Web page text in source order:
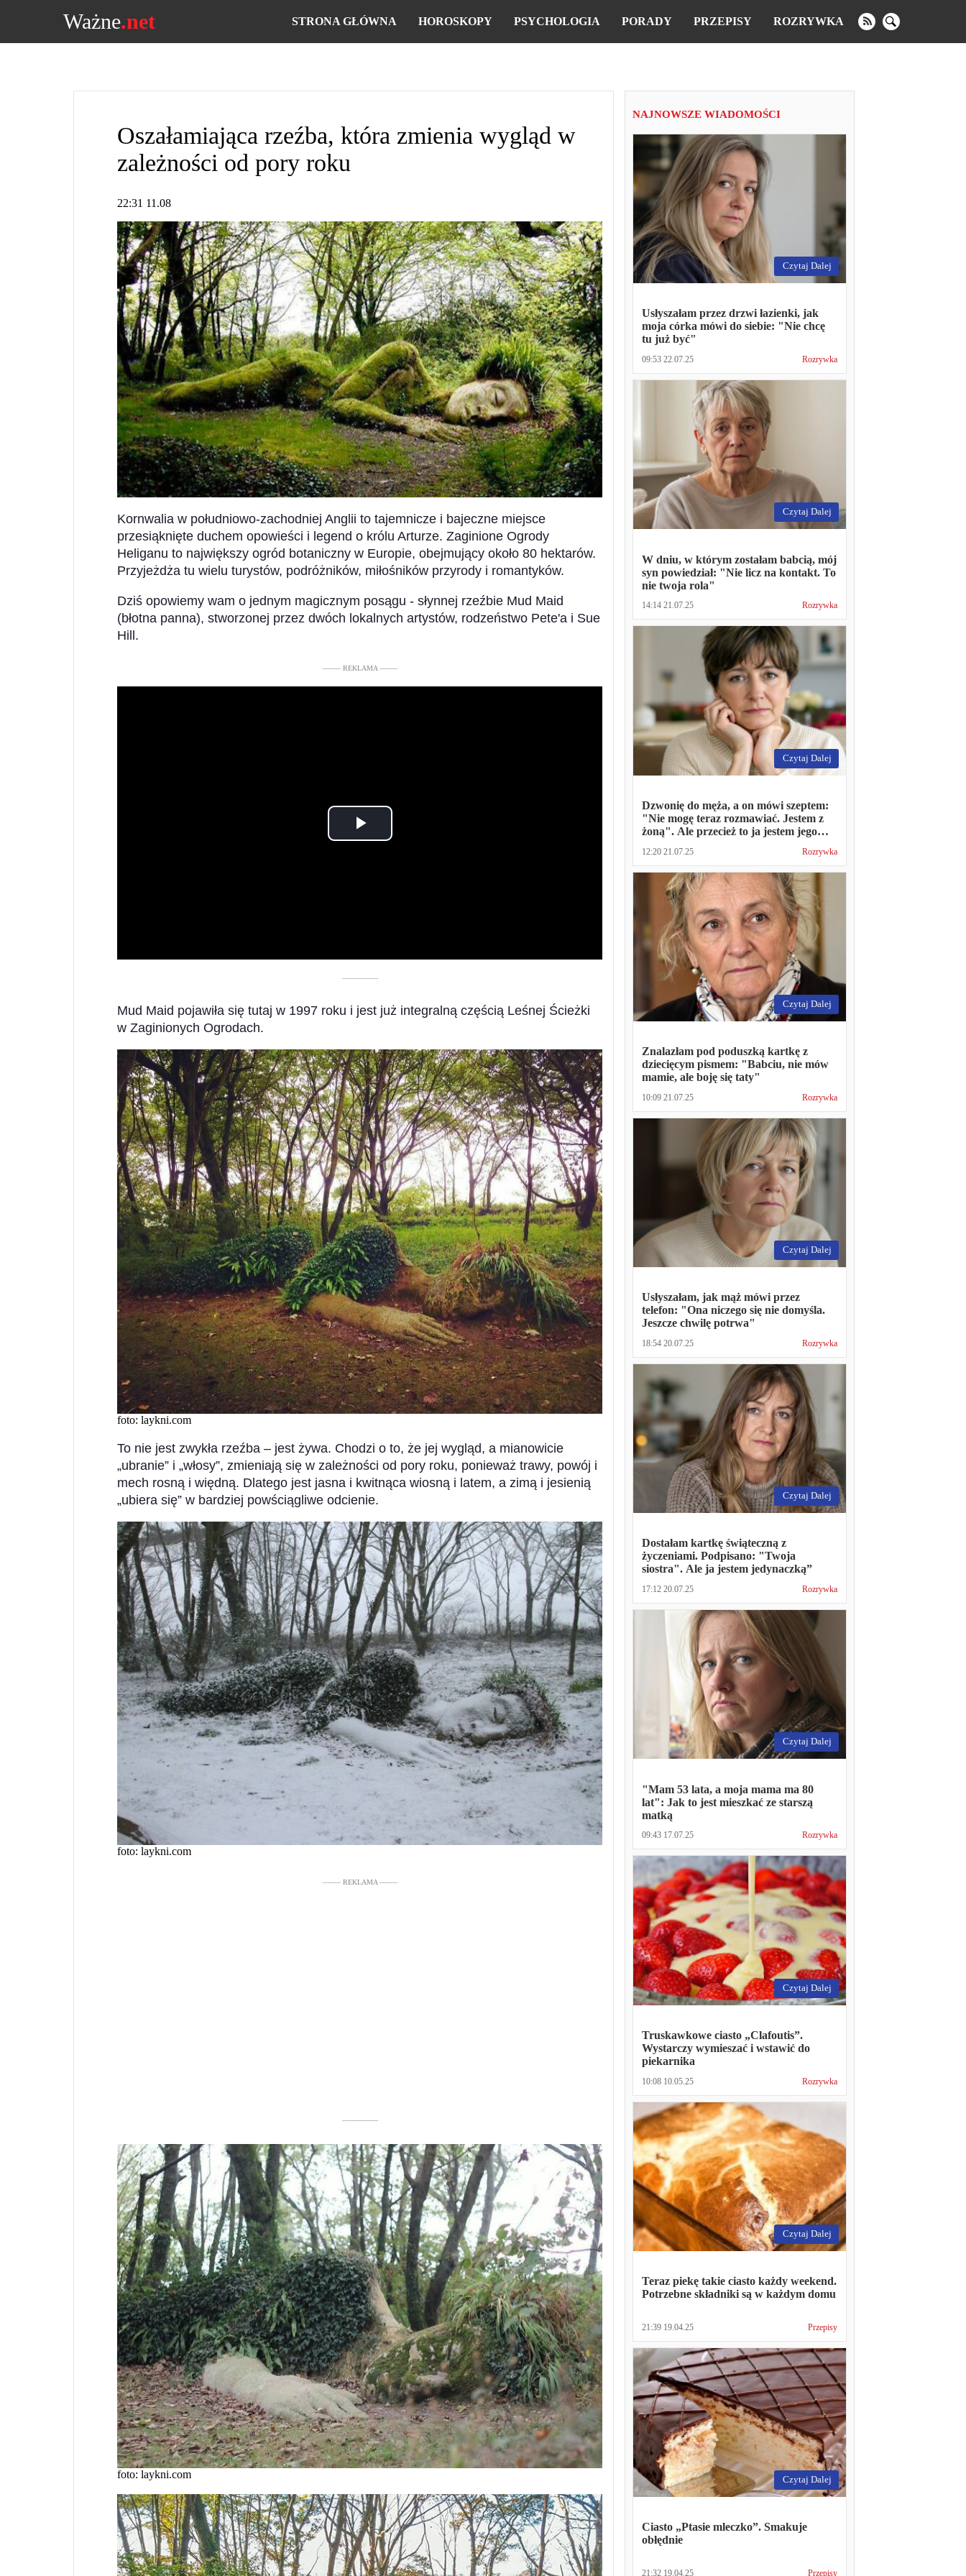
Ważne.net STRONA GŁÓWNA HOROSKOPY PSYCHOLOGIA PORADY PRZEPISY ROZRYWKA
Oszałamiająca rzeźba, która zmienia wygląd w
zależności od pory roku
22:31 11.08
Kornwalia w południowo-zachodniej Anglii to tajemnicze i bajeczne miejsce
przesiąknięte duchem opowieści i legend o królu Arturze. Zaginione Ogrody
Heliganu to największy ogród botaniczny w Europie, obejmujący około 80 hektarów.
Przyjeżdża tu wielu turystów, podróżników, miłośników przyrody i romantyków.
Dziś opowiemy wam o jednym magicznym posągu - słynnej rzeźbie Mud Maid
(błotna panna), stworzonej przez dwóch lokalnych artystów, rodzeństwo Pete'a i Sue
Hill.
––––– REKLAMA –––––
Play
––––––––––
Mud Maid pojawiła się tutaj w 1997 roku i jest już integralną częścią Leśnej Ścieżki
w Zaginionych Ogrodach.
foto: laykni.com
To nie jest zwykła rzeźba – jest żywa. Chodzi o to, że jej wygląd, a mianowicie
„ubranie” i „włosy”, zmieniają się w zależności od pory roku, ponieważ trawy, powój i
mech rosną i więdną. Dlatego jest jasna i kwitnąca wiosną i latem, a zimą i jesienią
„ubiera się” w bardziej powściągliwe odcienie.
foto: laykni.com
––––– REKLAMA –––––
––––––––––
foto: laykni.com
NAJNOWSZE WIADOMOŚCI
Czytaj Dalej
Usłyszałam przez drzwi łazienki, jak
moja córka mówi do siebie: "Nie chcę
tu już być"
09:53 22.07.25 Rozrywka
Czytaj Dalej
W dniu, w którym zostałam babcią, mój
syn powiedział: "Nie licz na kontakt. To
nie twoja rola"
14:14 21.07.25 Rozrywka
Czytaj Dalej
Dzwonię do męża, a on mówi szeptem:
"Nie mogę teraz rozmawiać. Jestem z
żoną". Ale przecież to ja jestem jego
12:20 21.07.25 Rozrywka
Czytaj Dalej
Znalazłam pod poduszką kartkę z
dziecięcym pismem: "Babciu, nie mów
mamie, ale boję się taty"
10:09 21.07.25 Rozrywka
Czytaj Dalej
Usłyszałam, jak mąż mówi przez
telefon: "Ona niczego się nie domyśla.
Jeszcze chwilę potrwa"
18:54 20.07.25 Rozrywka
Czytaj Dalej
Dostałam kartkę świąteczną z
życzeniami. Podpisano: "Twoja
siostra". Ale ja jestem jedynaczką”
17:12 20.07.25 Rozrywka
Czytaj Dalej
"Mam 53 lata, a moja mama ma 80
lat": Jak to jest mieszkać ze starszą
matką
09:43 17.07.25 Rozrywka
Czytaj Dalej
Truskawkowe ciasto „Clafoutis”.
Wystarczy wymieszać i wstawić do
piekarnika
10:08 10.05.25 Rozrywka
Czytaj Dalej
Teraz piekę takie ciasto każdy weekend.
Potrzebne składniki są w każdym domu
21:39 19.04.25 Przepisy
Czytaj Dalej
Ciasto „Ptasie mleczko”. Smakuje
obłędnie
21:32 19.04.25 Przepisy